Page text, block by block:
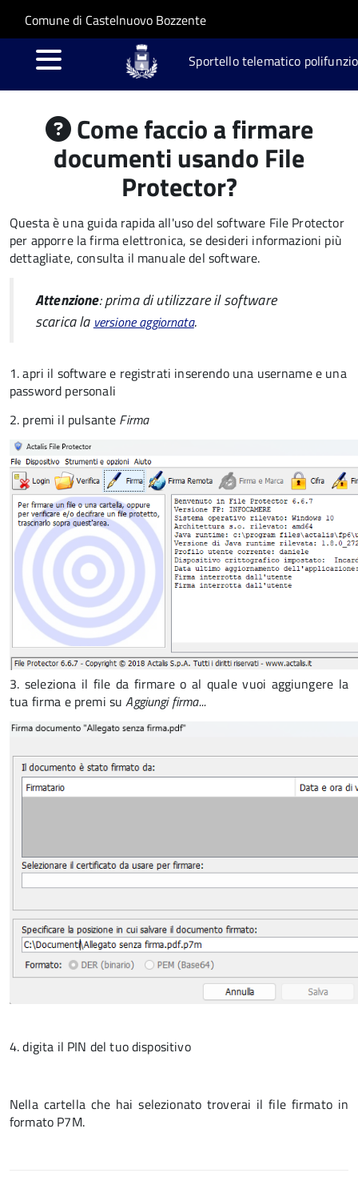
Salta al contenuto principale
Skip to site navigation
Comune di Castelnuovo Bozzente
Sportello telematico
Come faccio a firmare
documenti usando File
Protector?
Questa è una guida rapida all'uso del software File Protector
per apporre la firma elettronica, se desideri informazioni più
dettagliate, consulta il manuale del software.
Attenzione: prima di utilizzare il software
scarica la versione aggiornata.
1. apri il software e registrati inserendo una username e una
password personali
2. premi il pulsante Firma
3. seleziona il file da firmare o al quale vuoi aggiungere la
tua firma e premi suAggiungi firma...
4. digita il PIN del tuo dispositivo
Nella cartella che hai selezionato troverai il file firmato in
formato P7M.